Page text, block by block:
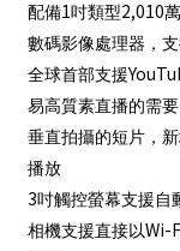
配備1吋類型2,010
數碼影像處理器，
全球首部支援
易高質素直播的需要
垂直拍攝的短片，
播放
3吋觸控螢幕支援自
相機支援直接以Wi-